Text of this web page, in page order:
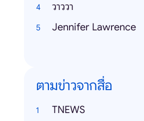
วาววา
Jennifer Lawrence
ตามข่าวจากสื่อ
TNEWS